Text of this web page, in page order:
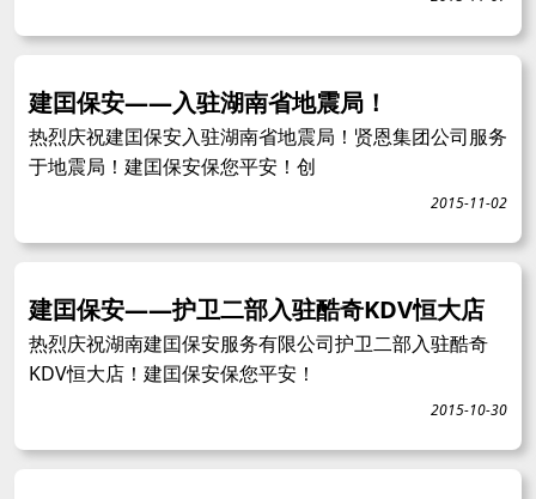
建囯保安——入驻湖南省地震局！
热烈庆祝建囯保安入驻湖南省地震局！贤恩集团公司服务
于地震局！建囯保安保您平安！创
2015-11-02
建囯保安——护卫二部入驻酷奇KDV恒大店
热烈庆祝湖南建囯保安服务有限公司护卫二部入驻酷奇
KDV恒大店！建囯保安保您平安！
2015-10-30